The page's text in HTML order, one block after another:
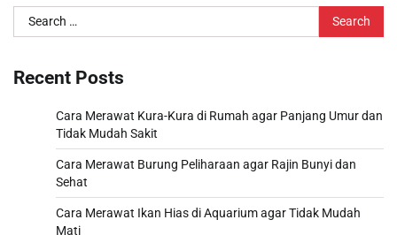
Search
for:
Recent Posts
Cara Merawat Kura-Kura di Rumah agar Panjang Umur dan
Tidak Mudah Sakit
Cara Merawat Burung Peliharaan agar Rajin Bunyi dan
Sehat
Cara Merawat Ikan Hias di Aquarium agar Tidak Mudah
Mati